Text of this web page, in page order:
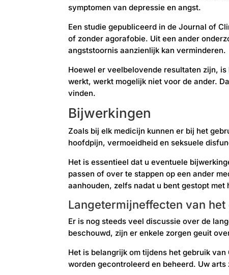
symptomen van depressie en angst.
Een studie gepubliceerd in de Journal of
of zonder agorafobie. Uit een ander
angststoornis aanzienlijk kan verminderen.
Hoewel er veelbelovende resultaten zijn,
werkt, werkt mogelijk niet voor de ander.
vinden.
Bijwerkingen
Zoals bij elk medicijn kunnen er bij het
hoofdpijn, vermoeidheid en seksuele
Het is essentieel dat u eventuele
passen of over te stappen op een ander
aanhouden, zelfs nadat u bent gestopt met
Langetermijneffecten van
Er is nog steeds veel discussie over de
beschouwd, zijn er enkele zorgen geuit
Het is belangrijk om tijdens het gebruik
worden gecontroleerd en beheerd. Uw